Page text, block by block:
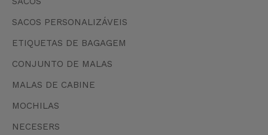
SACOS PERSONALIZÁVEIS
ETIQUETAS DE BAGAGEM
CONJUNTO DE MALAS
MALAS DE CABINE
MOCHILAS
NECESERS